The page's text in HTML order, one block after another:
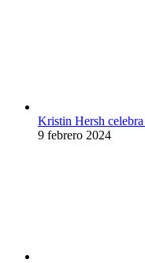
Kristin Hersh
9 febrero 2024